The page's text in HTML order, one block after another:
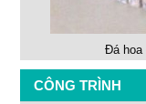
Đá hoa
CÔNG TRÌNH